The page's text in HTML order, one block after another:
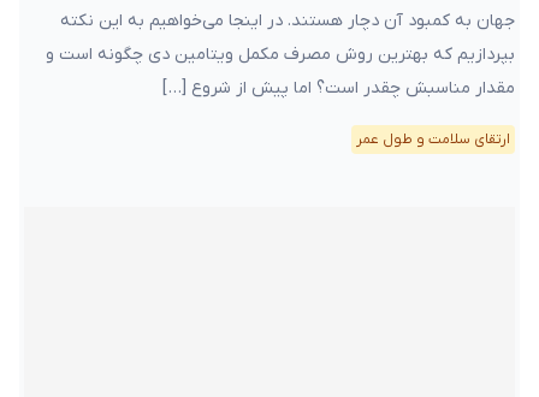
جهان به کمبود آن دچار هستند. در اینجا می‌خواهیم به این نکته
بپردازیم که بهترین روش مصرف مکمل ویتامین دی چگونه است و
مقدار مناسبش چقدر است؟ اما پیش از شروع […]
ارتقای سلامت و طول عمر